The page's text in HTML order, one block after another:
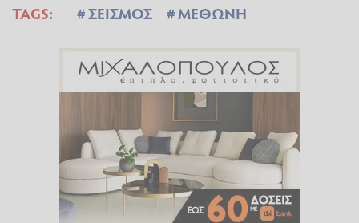
TAGS: ΣΕΙΣΜΟΣ ΜΕΘΩΝΗ